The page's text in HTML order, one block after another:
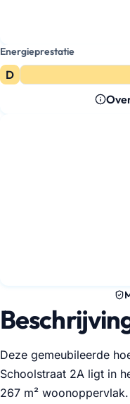
Energieprestatie
D
Deze gemeubileerde
Schoolstraat 2A ligt in
267 m²